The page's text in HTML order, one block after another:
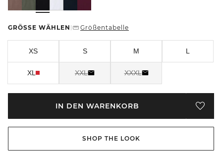
GRÖSSE WÄHLEN Größentabelle
XS S M L
XL XXL XXXL
IN DEN WARENKORB
SHOP THE LOOK